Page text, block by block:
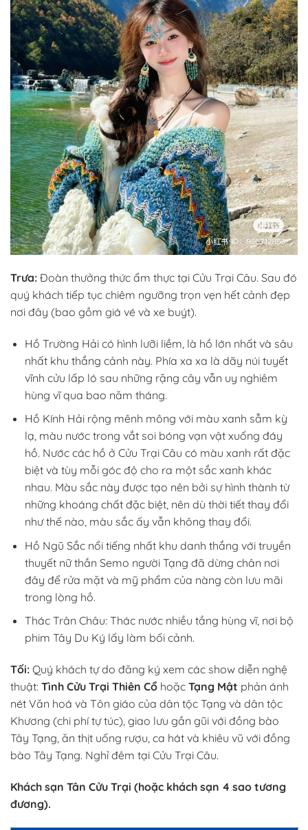
Trưa: Đoàn thưởng thức ẩm thực tại Cửu Trại Câu. Sau đó
quý khách tiếp tục chiêm ngưỡng trọn vẹn hết cảnh đẹp
nơi đây (bao gồm giá vé và xe buýt).
Hồ Trường Hải có hình lưỡi liềm, là hồ lớn nhất và sâu
nhất khu thắng cảnh này. Phía xa xa là dãy núi tuyết
vĩnh cửu lấp ló sau những rặng cây vẫn uy nghiêm
hùng vĩ qua bao năm tháng.
Hồ Kính Hải rộng mênh mông với màu xanh sẫm kỳ
lạ, màu nước trong vắt soi bóng vạn vật xuống đáy
hồ. Nước các hồ ở Cửu Trại Câu có màu xanh rất đặc
biệt và tùy mỗi góc độ cho ra một sắc xanh khác
nhau. Màu sắc này được tạo nên bởi sự hình thành từ
những khoáng chất đặc biệt, nên dù thời tiết thay đổi
như thế nào, màu sắc ấy vẫn không thay đổi.
Hồ Ngũ Sắc nổi tiếng nhất khu danh thắng với truyền
thuyết nữ thần Semo người Tạng đã dừng chân nơi
đây để rửa mặt và mỹ phẩm của nàng còn lưu mãi
trong lòng hồ.
Thác Trân Châu: Thác nước nhiều tầng hùng vĩ, nơi bộ
phim Tây Du Ký lấy làm bối cảnh.
Tối: Quý khách tự do đăng ký xem các show diễn nghệ
thuật: Tình Cửu Trại Thiên Cổ hoặc Tạng Mật phản ánh
nét Văn hoá và Tôn giáo của dân tộc Tạng và dân tộc
Khương (chi phí tự túc), giao lưu gần gũi với đồng bào
Tây Tạng, ăn thịt uống rượu, ca hát và khiêu vũ với đồng
bào Tây Tạng. Nghỉ đêm tại Cửu Trại Câu.
Khách sạn Tân Cửu Trại (hoặc khách sạn 4 sao tương
đương).